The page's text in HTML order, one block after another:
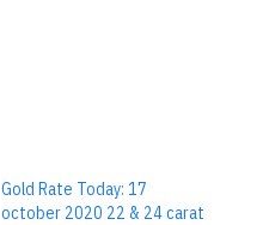
Gold Rate Today: 17
october 2020 22 & 24 carat